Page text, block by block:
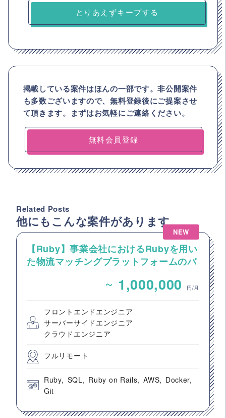
とりあえずキープする
掲載している案件はほんの一部です。非公開案件
も多数ございますので、無料登録後にご提案させ
て頂きます。まずはお気軽にご連絡ください。
無料会員登録
Related Posts
他にもこんな案件があります
NEW
【Ruby】事業会社におけるRubyを用い
た物流マッチングプラットフォームのバ
~ 1,000,000 円/月
フロントエンドエンジニア
サーバーサイドエンジニア
クラウドエンジニア
フルリモート
Ruby SQL Ruby on Rails AWS
Docker
Git